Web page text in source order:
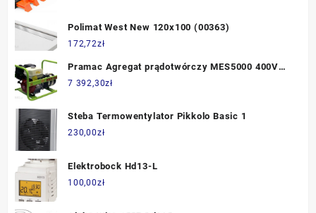
Polimat West New 120x100 (00363)
172,72zł
Pramac Agregat prądotwórczy MES5000 400V
PA542TH1007
7 392,30zł
Steba Termowentylator Pikkolo Basic 1
230,00zł
Elektrobock Hd13-L
100,00zł